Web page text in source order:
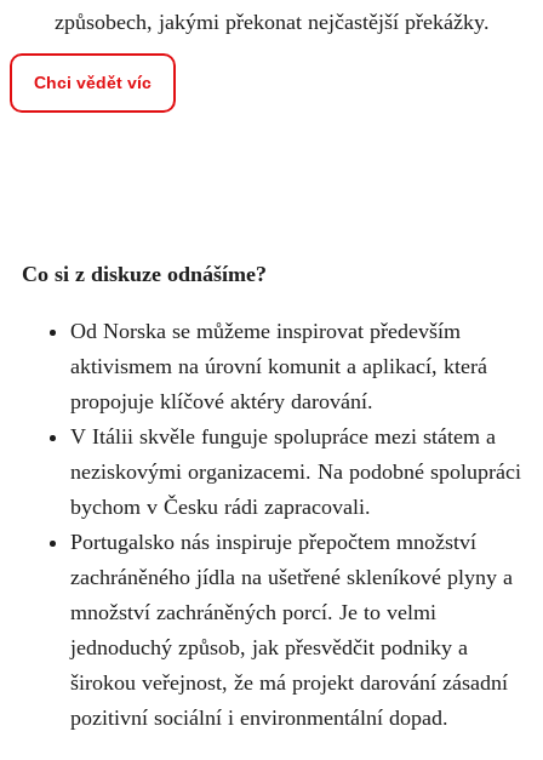
způsobech, jakými překonat nejčastější překážky.
Chci vědět víc
Co si z diskuze odnášíme?
Od Norska se můžeme inspirovat především
aktivismem na úrovní komunit a aplikací, která
propojuje klíčové aktéry darování.
V Itálii skvěle funguje spolupráce mezi státem a
neziskovými organizacemi. Na podobné spolupráci
bychom v Česku rádi zapracovali.
Portugalsko nás inspiruje přepočtem množství
zachráněného jídla na ušetřené skleníkové plyny a
množství zachráněných porcí. Je to velmi
jednoduchý způsob, jak přesvědčit podniky a
širokou veřejnost, že má projekt darování zásadní
pozitivní sociální i environmentální dopad.